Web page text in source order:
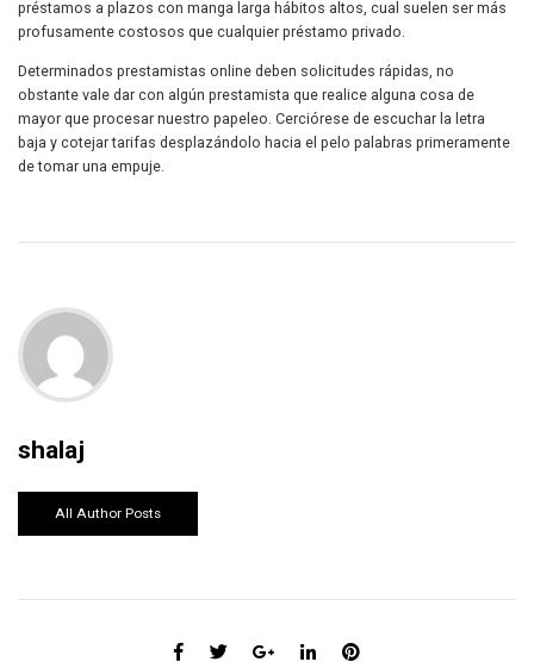
préstamos a plazos con manga larga hábitos altos, cual suelen ser más
profusamente costosos que cualquier préstamo privado.
Determinados prestamistas online deben solicitudes rápidas, no
obstante vale dar con algún prestamista que realice alguna cosa de
mayor que procesar nuestro papeleo. Cerciórese de escuchar la letra
baja y cotejar tarifas desplazándolo hacia el pelo palabras primeramente
de tomar una empuje.
shalaj
All Author Posts